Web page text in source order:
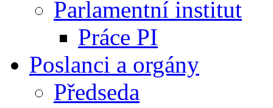
Parlamentní institut
Práce PI
Poslanci a orgány
Předseda